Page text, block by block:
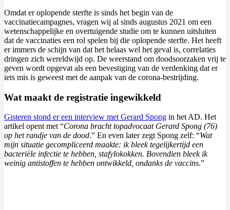
Omdat er oplopende sterfte is sinds het begin van de
vaccinatiecampagnes, vragen wij al sinds augustus 2021 om een
wetenschappelijke en overtuigende studie om te kunnen uitsluiten
dat de vaccinaties een rol spelen bij die oplopende sterfte. Het heeft
er immers de schijn van dat het helaas wel het geval is, correlaties
dringen zich wereldwijd op. De weerstand om doodsoorzaken vrij te
geven wordt opgevat als een bevestiging van de verdenking dat er
iets mis is geweest met de aanpak van de corona-bestrijding.
Wat maakt de registratie ingewikkeld
Gisteren stond er een interview met Gerard Spong in het AD. Het
artikel opent met “Corona bracht topadvocaat Gerard Spong (76)
op het randje van de dood.” En even later zegt Spong zelf: “Wat
mijn situatie gecompliceerd maakte: ik bleek tegelijkertijd een
bacteriële infectie te hebben, stafylokokken. Bovendien bleek ik
weinig antistoffen te hebben ontwikkeld, ondanks de vaccins.”